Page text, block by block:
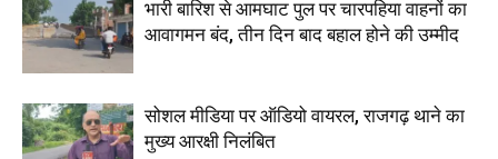
भारी बारिश से आमघाट पुल पर चारपहिया वाहनों का
आवागमन बंद, तीन दिन बाद बहाल होने की उम्मीद
सोशल मीडिया पर ऑडियो वायरल, राजगढ़ थाने का
मुख्य आरक्षी निलंबित